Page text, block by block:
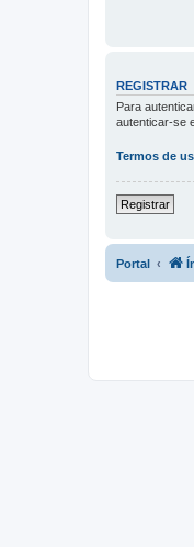
REGISTRAR
Para
autenticar-se
Termos de
Registrar
Portal